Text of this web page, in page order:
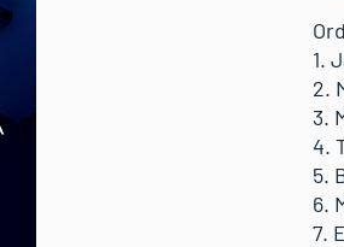
1.
2.
3.
4.
5.
6.
7.